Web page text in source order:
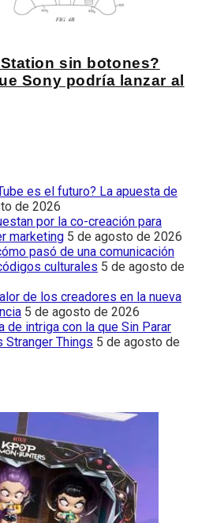
sin botones?
Sony podría lanzar al
es el futuro? La apuesta de
de 2026
por la co-creación para
marketing 5 de agosto de 2026
pasó de una comunicación
culturales 5 de agosto de
de los creadores en la nueva
5 de agosto de 2026
de intriga con la que Sin Parar
Things 5 de agosto de